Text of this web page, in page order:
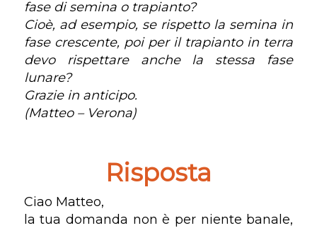
fase di semina o trapianto?
Cioè, ad esempio, se rispetto la semina in
fase crescente, poi per il trapianto in terra
devo rispettare anche la stessa fase
lunare?
Grazie in anticipo.
(Matteo – Verona)
Risposta
Ciao Matteo,
la tua domanda non è per niente banale,